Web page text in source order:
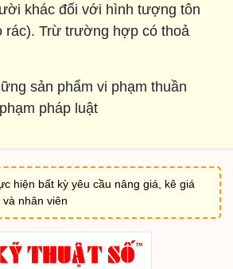
khác đối với hình tượng tôn
rác). Trừ trường hợp có thoả
sản phẩm vi phạm thuần
pháp luật
hiện bất kỳ yêu cầu nâng giá, kê giá
nhân viên